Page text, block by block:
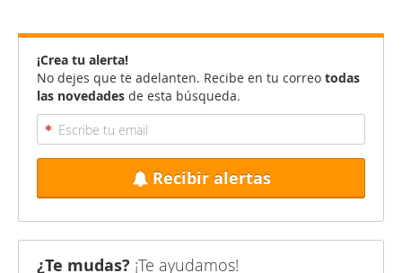
¡Crea tu alerta!
No dejes que te adelanten. Recibe en tu correo todas
las novedades de esta búsqueda.
Recibir alertas
¿Te mudas? ¡Te ayudamos!